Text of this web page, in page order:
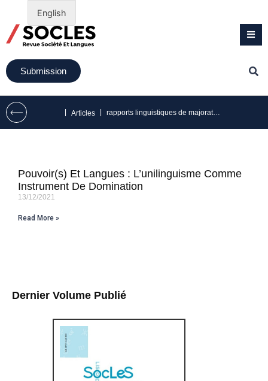
Submission
Articles rapports linguistiques de majoration/minoration
Dernier Volume Publié
Pouvoir(s) Et Langues : L’unilinguisme Comme
Instrument De Domination
13/12/2021
Read More »
English